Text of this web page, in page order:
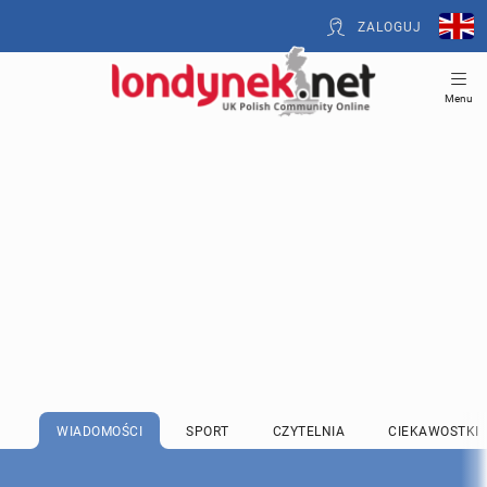
ZALOGUJ
Menu
WIADOMOŚCI SPORT CZYTELNIA CIEKAWOSTKI